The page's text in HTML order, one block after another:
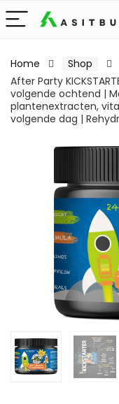
Home Shop
After Party
volgende ochtend |
plantenextracten,
volgende dag |